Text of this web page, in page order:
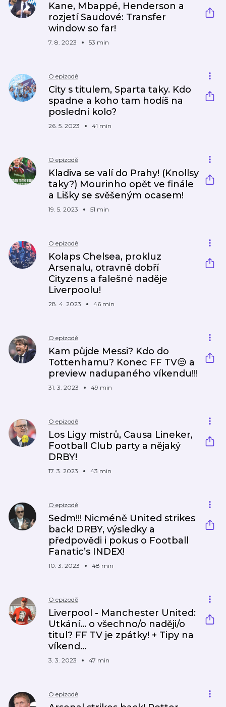
Kane, Mbappé, Henderson a
rozjetí Saudové: Transfer
window so far!
7. 8. 2023 53 min
O epizodě
City s titulem, Sparta taky. Kdo
spadne a koho tam hodíš na
poslední kolo?
26. 5. 2023 41 min
O epizodě
Kladiva se valí do Prahy! (Knollsy
taky?) Mourinho opět ve finále
a Lišky se svěšeným ocasem!
19. 5. 2023 51 min
O epizodě
Kolaps Chelsea, prokluz
Arsenalu, otravně dobří
Cityzens a falešné naděje
Liverpoolu!
28. 4. 2023 46 min
O epizodě
Kam půjde Messi? Kdo do
Tottenhamu? Konec FF TV😒 a
preview nadupaného víkendu!!!
31. 3. 2023 49 min
O epizodě
Los Ligy mistrů, Causa Lineker,
Football Club party a nějaký
DRBY!
17. 3. 2023 43 min
O epizodě
Sedm!!! Nicméně United strikes
back! DRBY, výsledky a
předpovědi i pokus o Football
Fanatic’s INDEX!
10. 3. 2023 48 min
O epizodě
Liverpool - Manchester United:
Utkání... o všechno/o naději/o
titul? FF TV je zpátky! + Tipy na
víkend...
3. 3. 2023 47 min
O epizodě